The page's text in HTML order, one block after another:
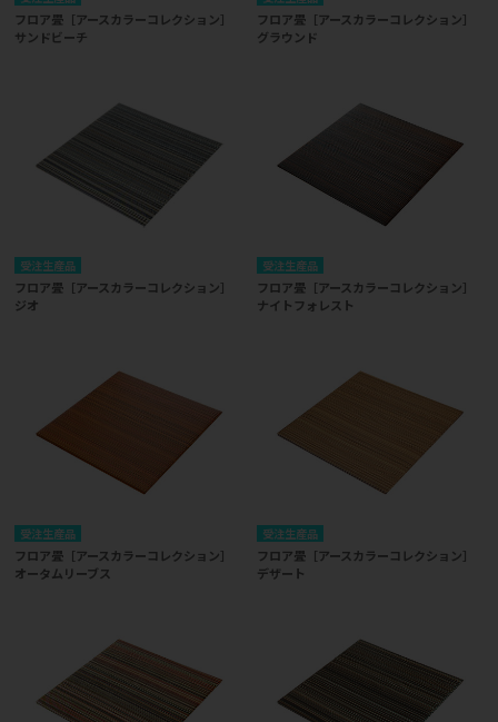
フロア畳［アースカラーコレクション］
サンドビーチ
フロア畳［アースカラーコレクション］
グラウンド
受注生産品
フロア畳［アースカラーコレクション］
ジオ
受注生産品
フロア畳［アースカラーコレクション］
ナイトフォレスト
受注生産品
フロア畳［アースカラーコレクション］
オータムリーブス
受注生産品
フロア畳［アースカラーコレクション］
デザート